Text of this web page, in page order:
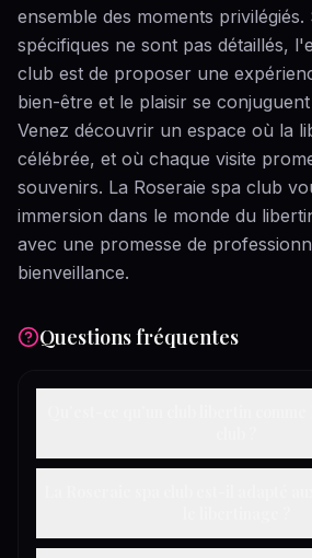
ensemble des moments privilégiés.
spécifiques ne sont pas détaillés,
club est de proposer une
bien-être et le plaisir se
Venez découvrir un espace où la
célébrée, et où chaque visite
souvenirs. La Roseraie spa club
immersion dans le monde du
avec une promesse de
bienveillance.
Questions fréquentes